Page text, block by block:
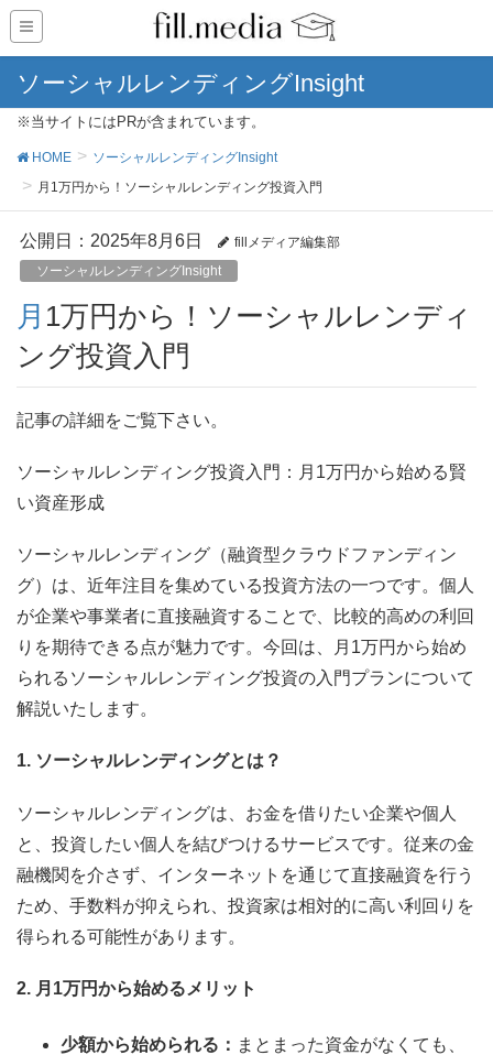
ソーシャルレンディングInsight
※当サイトにはPRが含まれています。
HOME
ソーシャルレンディングInsight
月1万円から！ソーシャルレンディング投資入門
公開日： 2025年8月6日
fillメディア編集部
ソーシャルレンディングInsight
月1万円から！ソーシャルレンディ
ング投資入門
記事の詳細をご覧下さい。
ソーシャルレンディング投資入門：月1万円から始める賢
い資産形成
ソーシャルレンディング（融資型クラウドファンディン
グ）は、近年注目を集めている投資方法の一つです。個人
が企業や事業者に直接融資することで、比較的高めの利回
りを期待できる点が魅力です。今回は、月1万円から始め
られるソーシャルレンディング投資の入門プランについて
解説いたします。
1. ソーシャルレンディングとは？
ソーシャルレンディングは、お金を借りたい企業や個人
と、投資したい個人を結びつけるサービスです。従来の金
融機関を介さず、インターネットを通じて直接融資を行う
ため、手数料が抑えられ、投資家は相対的に高い利回りを
得られる可能性があります。
2. 月1万円から始めるメリット
少額から始められる： まとまった資金がなくても、